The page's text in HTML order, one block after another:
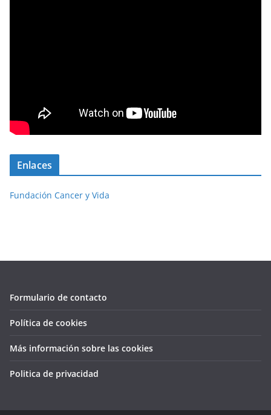
Enlaces
Fundación Cancer y Vida
Formulario de contacto
Política de cookies
Más información sobre las cookies
Politica de privacidad